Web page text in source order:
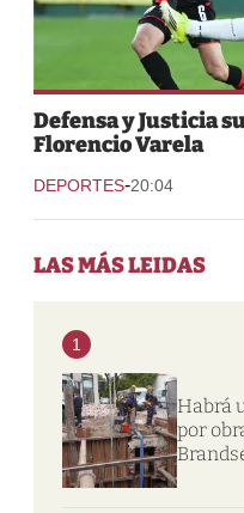
Defensa y Justicia
Florencio Varela
DEPORTES-20:04
LAS MÁS LEIDAS
1
Habrá
por